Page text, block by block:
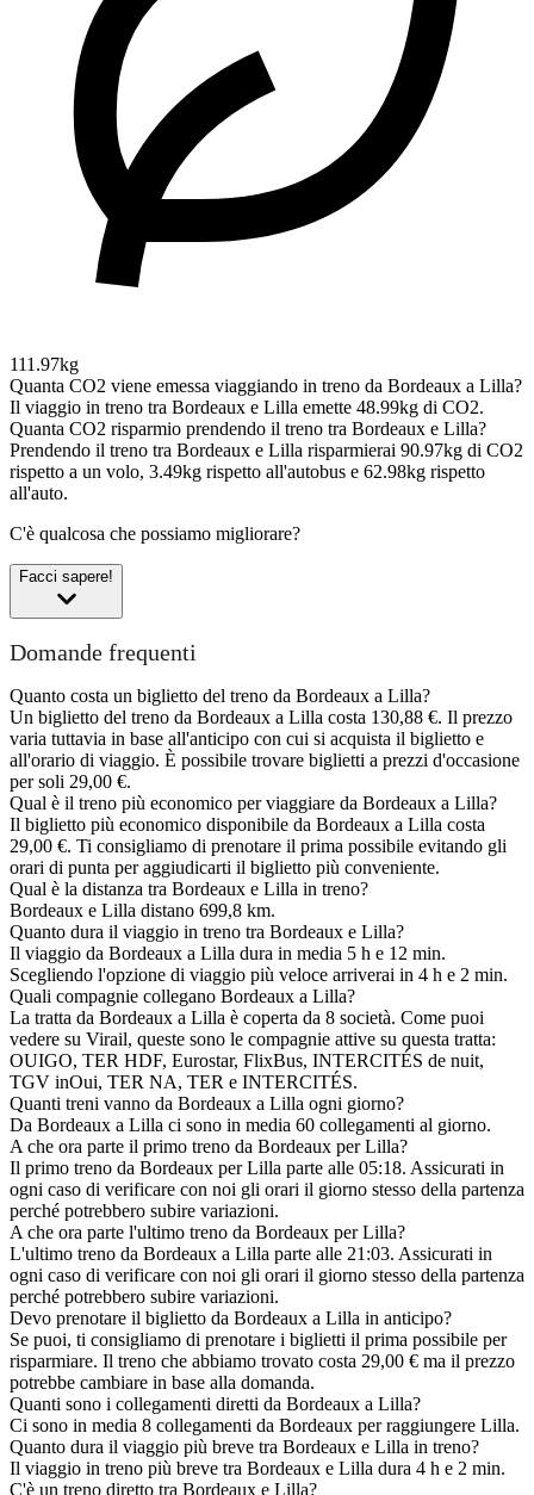
111.97kg
Quanta CO2 viene emessa viaggiando in treno da Bordeaux a Lilla?
Il viaggio in treno tra Bordeaux e Lilla emette 48.99kg di CO2.
Quanta CO2 risparmio prendendo il treno tra Bordeaux e Lilla?
Prendendo il treno tra Bordeaux e Lilla risparmierai 90.97kg di CO2
rispetto a un volo, 3.49kg rispetto all'autobus e 62.98kg rispetto
all'auto.
C'è qualcosa che possiamo migliorare?
Facci sapere!
Domande frequenti
Quanto costa un biglietto del treno da Bordeaux a Lilla?
Un biglietto del treno da Bordeaux a Lilla costa 130,88 €. Il prezzo
varia tuttavia in base all'anticipo con cui si acquista il biglietto e
all'orario di viaggio. È possibile trovare biglietti a prezzi d'occasione
per soli 29,00 €.
Qual è il treno più economico per viaggiare da Bordeaux a Lilla?
Il biglietto più economico disponibile da Bordeaux a Lilla costa
29,00 €. Ti consigliamo di prenotare il prima possibile evitando gli
orari di punta per aggiudicarti il biglietto più conveniente.
Qual è la distanza tra Bordeaux e Lilla in treno?
Bordeaux e Lilla distano 699,8 km.
Quanto dura il viaggio in treno tra Bordeaux e Lilla?
Il viaggio da Bordeaux a Lilla dura in media 5 h e 12 min.
Scegliendo l'opzione di viaggio più veloce arriverai in 4 h e 2 min.
Quali compagnie collegano Bordeaux a Lilla?
La tratta da Bordeaux a Lilla è coperta da 8 società. Come puoi
vedere su Virail, queste sono le compagnie attive su questa tratta:
OUIGO, TER HDF, Eurostar, FlixBus, INTERCITÉS de nuit,
TGV inOui, TER NA, TER e INTERCITÉS.
Quanti treni vanno da Bordeaux a Lilla ogni giorno?
Da Bordeaux a Lilla ci sono in media 60 collegamenti al giorno.
A che ora parte il primo treno da Bordeaux per Lilla?
Il primo treno da Bordeaux per Lilla parte alle 05:18. Assicurati in
ogni caso di verificare con noi gli orari il giorno stesso della partenza
perché potrebbero subire variazioni.
A che ora parte l'ultimo treno da Bordeaux per Lilla?
L'ultimo treno da Bordeaux a Lilla parte alle 21:03. Assicurati in
ogni caso di verificare con noi gli orari il giorno stesso della partenza
perché potrebbero subire variazioni.
Devo prenotare il biglietto da Bordeaux a Lilla in anticipo?
Se puoi, ti consigliamo di prenotare i biglietti il prima possibile per
risparmiare. Il treno che abbiamo trovato costa 29,00 € ma il prezzo
potrebbe cambiare in base alla domanda.
Quanti sono i collegamenti diretti da Bordeaux a Lilla?
Ci sono in media 8 collegamenti da Bordeaux per raggiungere Lilla.
Quanto dura il viaggio più breve tra Bordeaux e Lilla in treno?
Il viaggio in treno più breve tra Bordeaux e Lilla dura 4 h e 2 min.
C'è un treno diretto tra Bordeaux e Lilla?